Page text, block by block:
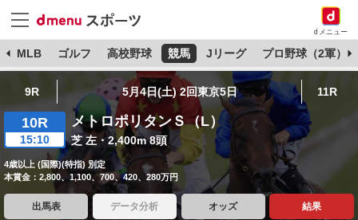
dメニュー
MLB ゴルフ 高校野球 競馬 Jリーグ プロ野球（2軍）
9R 5月4日(土) 2回東京5日 11R
10R
15:10
メトロポリタンＳ（L）
芝 左・2,400m 8頭
4歳以上 (国際)(特指) 別定
本賞金：2,800、1,100、700、420、280万円
出馬表 データ分析 オッズ 結果